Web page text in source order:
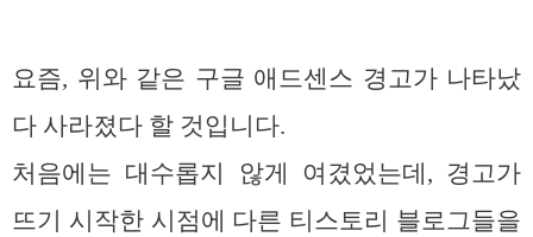
요즘, 위와 같은 구글 애드센스 경고가 나타났
다 사라졌다 할 것입니다.
처음에는 대수롭지 않게 여겼었는데, 경고가
뜨기 시작한 시점에 다른 티스토리 블로그들을